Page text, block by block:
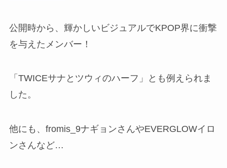
公開時から、輝かしいビジュアルでKPOP界に衝撃
を与えたメンバー！
「TWICEサナとツウィのハーフ」とも例えられま
した。
他にも、fromis_9ナギョンさんやEVERGLOWイロ
ンさんなど…